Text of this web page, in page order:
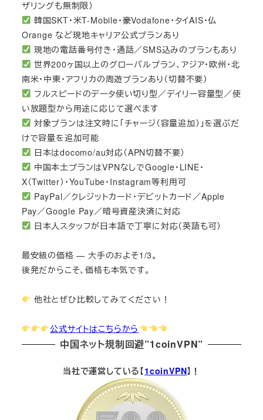
ザリングも無制限）
韓国SKT・米T-Mobile・豪Vodafone・タイAIS・仏
Orange など現地キャリア公式プランあり
現地の電話番号付き・通話／SMS込みのプランもあり
世界200ヶ国以上のグローバルプラン、アジア・欧州・北
南米・中東・アフリカの周遊プランあり（切替不要）
フルスピードのデータ使い切り型／デイリー容量型／使
い放題型から用途に応じて選べます
対象プランは注文時に「チャージ（容量追加）」を選ぶだ
けで容量を追加可能
日本はdocomo/au対応（APN切替不要）
中国本土プランはVPNなしでGoogle・LINE・
X（Twitter）・YouTube・Instagram等利用可
PayPal／クレジットカード・デビットカード／Apple
Pay／Google Pay／暗号資産決済に対応
日本人スタッフが日本語で丁寧に対応（英語も可）
最安級の価格 — 大手のおよそ1/3。
後発だからこそ、価格も本気です。
他社とぜひ比較してみてください！
公式サイトはこちらから
中国ネット規制回避”1coinVPN”
当社で運営している【1coinVPN】！